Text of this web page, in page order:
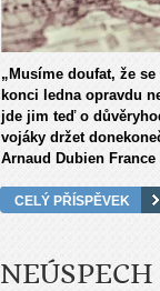
„Musíme doufat, že
konci ledna opravdu
jde jim teď o
vojáky držet
Arnaud Dubien France
CELÝ PŘÍSPĚVEK